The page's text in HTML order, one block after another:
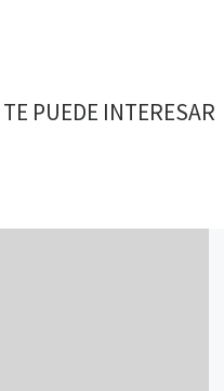
PUEDE INTERESAR